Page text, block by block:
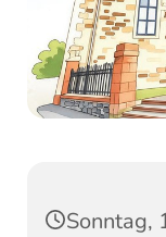
Sonntag,